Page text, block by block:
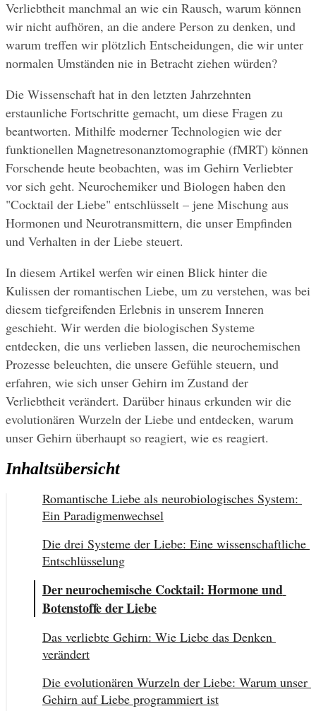
Verliebtheit manchmal an wie ein Rausch, warum können
wir nicht aufhören, an die andere Person zu denken, und
warum treffen wir plötzlich Entscheidungen, die wir unter
normalen Umständen nie in Betracht ziehen würden?
Die Wissenschaft hat in den letzten Jahrzehnten
erstaunliche Fortschritte gemacht, um diese Fragen zu
beantworten. Mithilfe moderner Technologien wie der
funktionellen Magnetresonanztomographie (fMRT) können
Forschende heute beobachten, was im Gehirn Verliebter
vor sich geht. Neurochemiker und Biologen haben den
"Cocktail der Liebe" entschlüsselt – jene Mischung aus
Hormonen und Neurotransmittern, die unser Empfinden
und Verhalten in der Liebe steuert.
In diesem Artikel werfen wir einen Blick hinter die
Kulissen der romantischen Liebe, um zu verstehen, was bei
diesem tiefgreifenden Erlebnis in unserem Inneren
geschieht. Wir werden die biologischen Systeme
entdecken, die uns verlieben lassen, die neurochemischen
Prozesse beleuchten, die unsere Gefühle steuern, und
erfahren, wie sich unser Gehirn im Zustand der
Verliebtheit verändert. Darüber hinaus erkunden wir die
evolutionären Wurzeln der Liebe und entdecken, warum
unser Gehirn überhaupt so reagiert, wie es reagiert.
Inhaltsübersicht
Romantische Liebe als neurobiologisches System:
Ein Paradigmenwechsel
Die drei Systeme der Liebe: Eine wissenschaftliche
Entschlüsselung
Der neurochemische Cocktail: Hormone und
Botenstoffe der Liebe
Das verliebte Gehirn: Wie Liebe das Denken
verändert
Die evolutionären Wurzeln der Liebe: Warum unser
Gehirn auf Liebe programmiert ist